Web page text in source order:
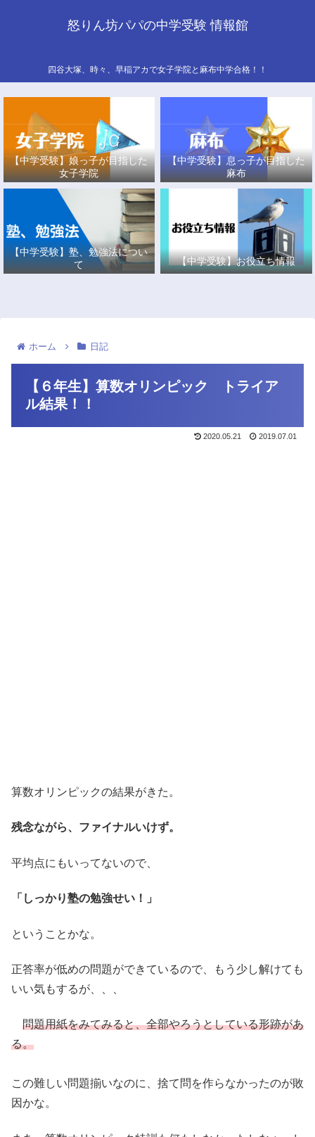
怒りん坊パパの中学受験 情報館
四谷大塚、時々、早稲アカで女子学院と麻布中学合格！！
【中学受験】娘っ子が目指した
女子学院
【中学受験】息っ子が目指した
麻布
【中学受験】塾、勉強法につい
て
【中学受験】お役立ち情報
ホーム 日記
【６年生】算数オリンピック トライア
ル結果！！
2020.05.21 2019.07.01
算数オリンピックの結果がきた。
残念ながら、ファイナルいけず。
平均点にもいってないので、
「しっかり塾の勉強せい！」
ということかな。
正答率が低めの問題ができているので、もう少し解けても
いい気もするが、、、
問題用紙をみてみると、全部やろうとしている形跡があ
る。
この難しい問題揃いなのに、捨て問を作らなかったのが敗
因かな。